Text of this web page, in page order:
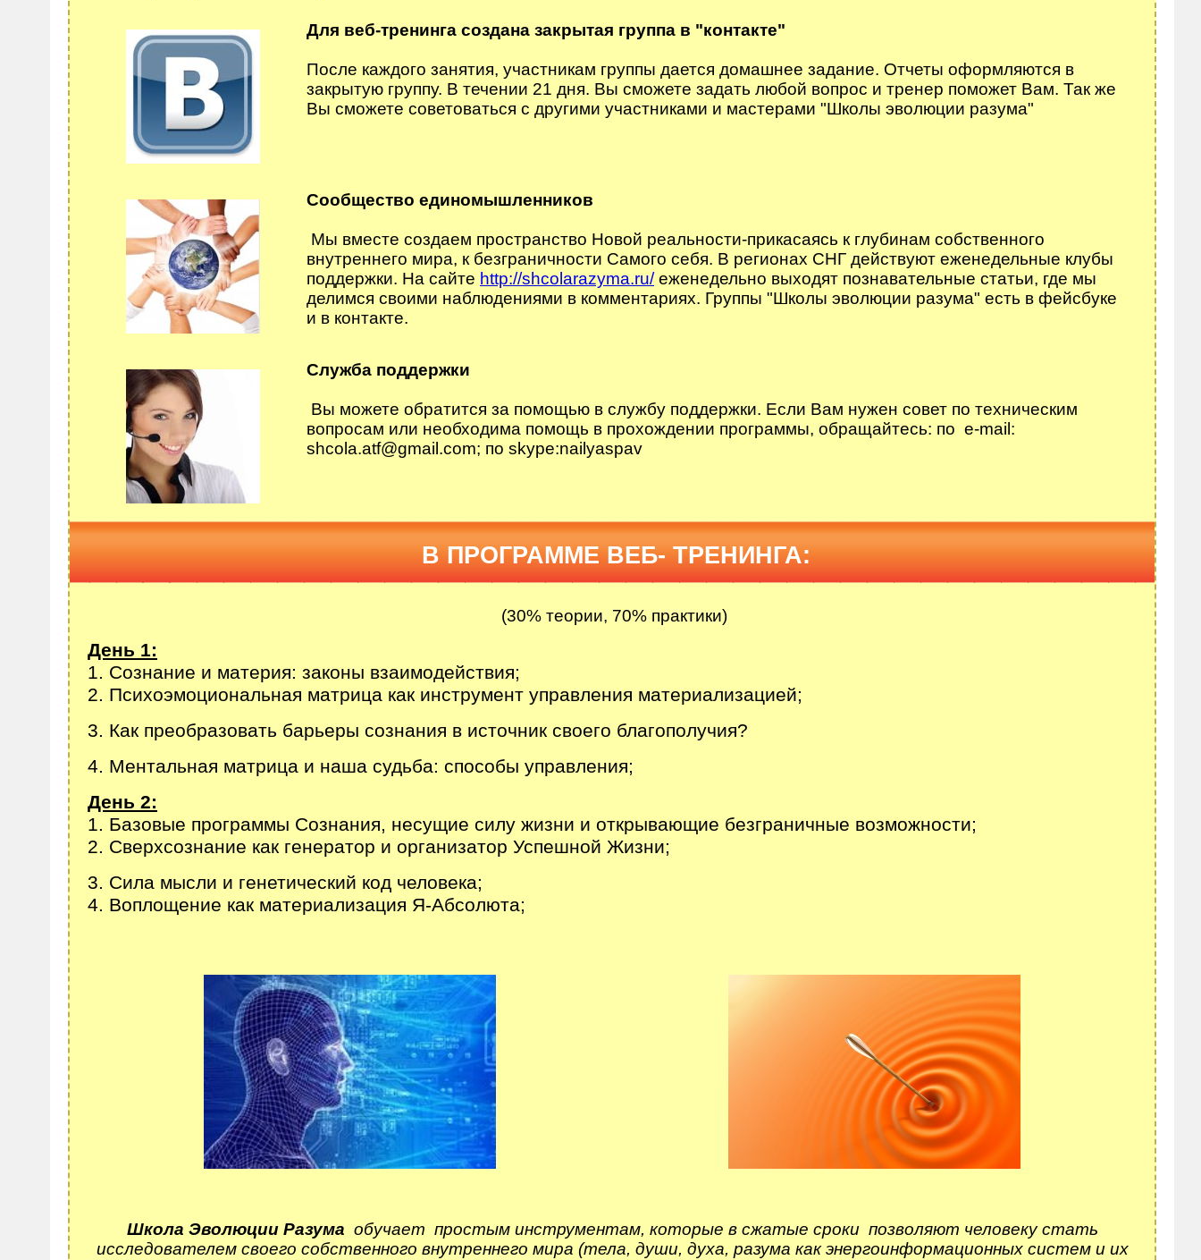
Для веб-тренинга создана закрытая группа в "контакте"
После каждого занятия, участникам группы дается домашнее задание. Отчеты оформляются в
закрытую группу. В течении 21 дня. Вы сможете задать любой вопрос и тренер поможет Вам. Так же
Вы сможете советоваться с другими участниками и мастерами "Школы эволюции разума"
Сообщество единомышленников
Мы вместе создаем пространство Новой реальности-прикасаясь к глубинам собственного
внутреннего мира, к безграничности Самого себя. В регионах СНГ действуют еженедельные клубы
поддержки. На сайте http://shcolarazyma.ru/ еженедельно выходят познавательные статьи, где мы
делимся своими наблюдениями в комментариях. Группы "Школы эволюции разума" есть в фейсбуке
и в контакте.
Служба поддержки
Вы можете обратится за помощью в службу поддержки. Если Вам нужен совет по техническим
вопросам или необходима помощь в прохождении программы, обращайтесь: по e-mail:
shcola.atf@gmail.com; по skype:nailyaspav
В ПРОГРАММЕ ВЕБ- ТРЕНИНГА:
(30% теории, 70% практики)
День 1:
1. Сознание и материя: законы взаимодействия;
2. Психоэмоциональная матрица как инструмент управления материализацией;
3. Как преобразовать барьеры сознания в источник своего благополучия?
4. Ментальная матрица и наша судьба: способы управления;
День 2:
1. Базовые программы Сознания, несущие силу жизни и открывающие безграничные возможности;
2. Сверхсознание как генератор и организатор Успешной Жизни;
3. Сила мысли и генетический код человека;
4. Воплощение как материализация Я-Абсолюта;
Школа Эволюции Разума обучает простым инструментам, которые в сжатые сроки позволяют человеку стать
исследователем своего собственного внутреннего мира (тела, души, духа, разума как энергоинформационных систем и их